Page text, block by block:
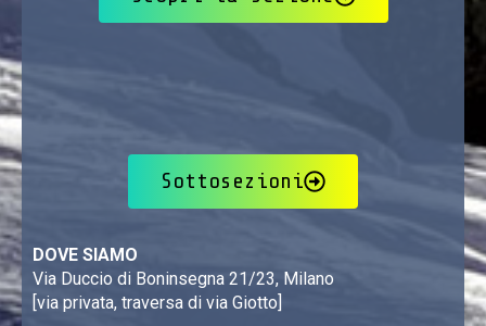
Sottosezioni
DOVE SIAMO
Via Duccio di Boninsegna 21/23, Milano
[via privata, traversa di via Giotto]